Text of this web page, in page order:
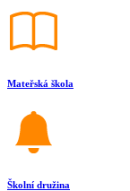
Mateřská škola
Školní družina